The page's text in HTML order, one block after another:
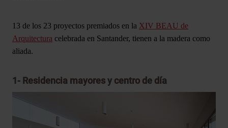
13 de los 23 proyectos premiados en la XIV BEAU de
Arquitectura celebrada en Santander, tienen a la madera como
aliada.
1- Residencia mayoresy centro de día